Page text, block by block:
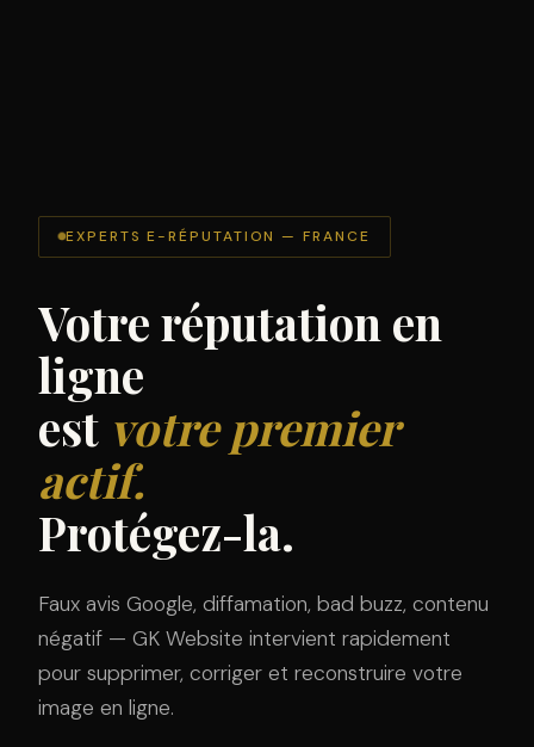
EXPERTS E-RÉPUTATION — FRANCE
Votre réputation en
ligne
est votre premier
actif.
Protégez-la.
Faux avis Google, diffamation, bad buzz, contenu
négatif — GK Website intervient rapidement
pour supprimer, corriger et reconstruire votre
image en ligne.